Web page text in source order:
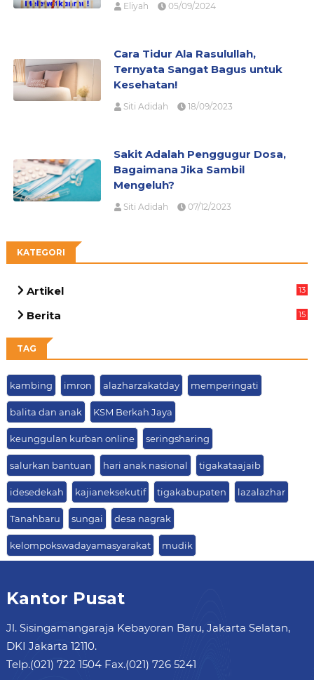
Eliyah 05/09/2024
Cara Tidur Ala Rasulullah,
Ternyata Sangat Bagus untuk
Kesehatan!
Siti Adidah 18/09/2023
Sakit Adalah Penggugur Dosa,
Bagaimana Jika Sambil
Mengeluh?
Siti Adidah 07/12/2023
KATEGORI
Artikel
13
Berita
15
TAG
kambing imron alazharzakatday memperingati
balita dan anak KSM Berkah Jaya
keunggulan kurban online seringsharing
salurkan bantuan hari anak nasional tigakataajaib
idesedekah kajianeksekutif tigakabupaten lazalazhar
Tanahbaru sungai desa nagrak
kelompokswadayamasyarakat mudik
Kantor Pusat
Jl. Sisingamangaraja Kebayoran Baru, Jakarta Selatan,
DKI Jakarta 12110.
Telp.(021) 722 1504 Fax.(021) 726 5241